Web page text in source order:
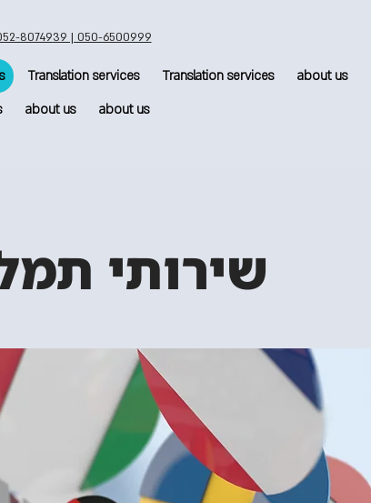
8074939 | 050-6500999
about us
Translation services
Translation services
about us
about us
שירותי